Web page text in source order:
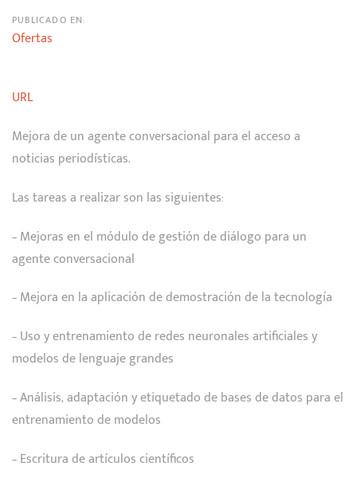
PUBLICADO EN:
Ofertas
URL
Mejora de un agente conversacional para el acceso a
noticias periodísticas.
Las tareas a realizar son las siguientes:
– Mejoras en el módulo de gestión de diálogo para un
agente conversacional
– Mejora en la aplicación de demostración de la tecnología
– Uso y entrenamiento de redes neuronales artificiales y
modelos de lenguaje grandes
– Análisis, adaptación y etiquetado de bases de datos para el
entrenamiento de modelos
– Escritura de artículos científicos